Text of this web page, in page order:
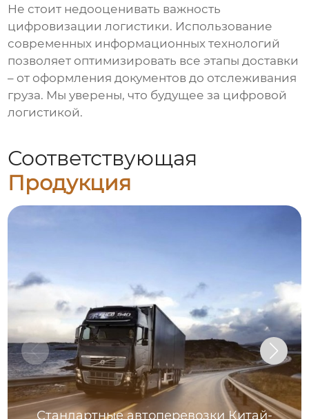
Не стоит недооценивать важность
цифровизации логистики. Использование
современных информационных технологий
позволяет оптимизировать все этапы доставки
– от оформления документов до отслеживания
груза. Мы уверены, что будущее за цифровой
логистикой.
Соответствующая
Продукция
Стандартные автоперевозки Китай-